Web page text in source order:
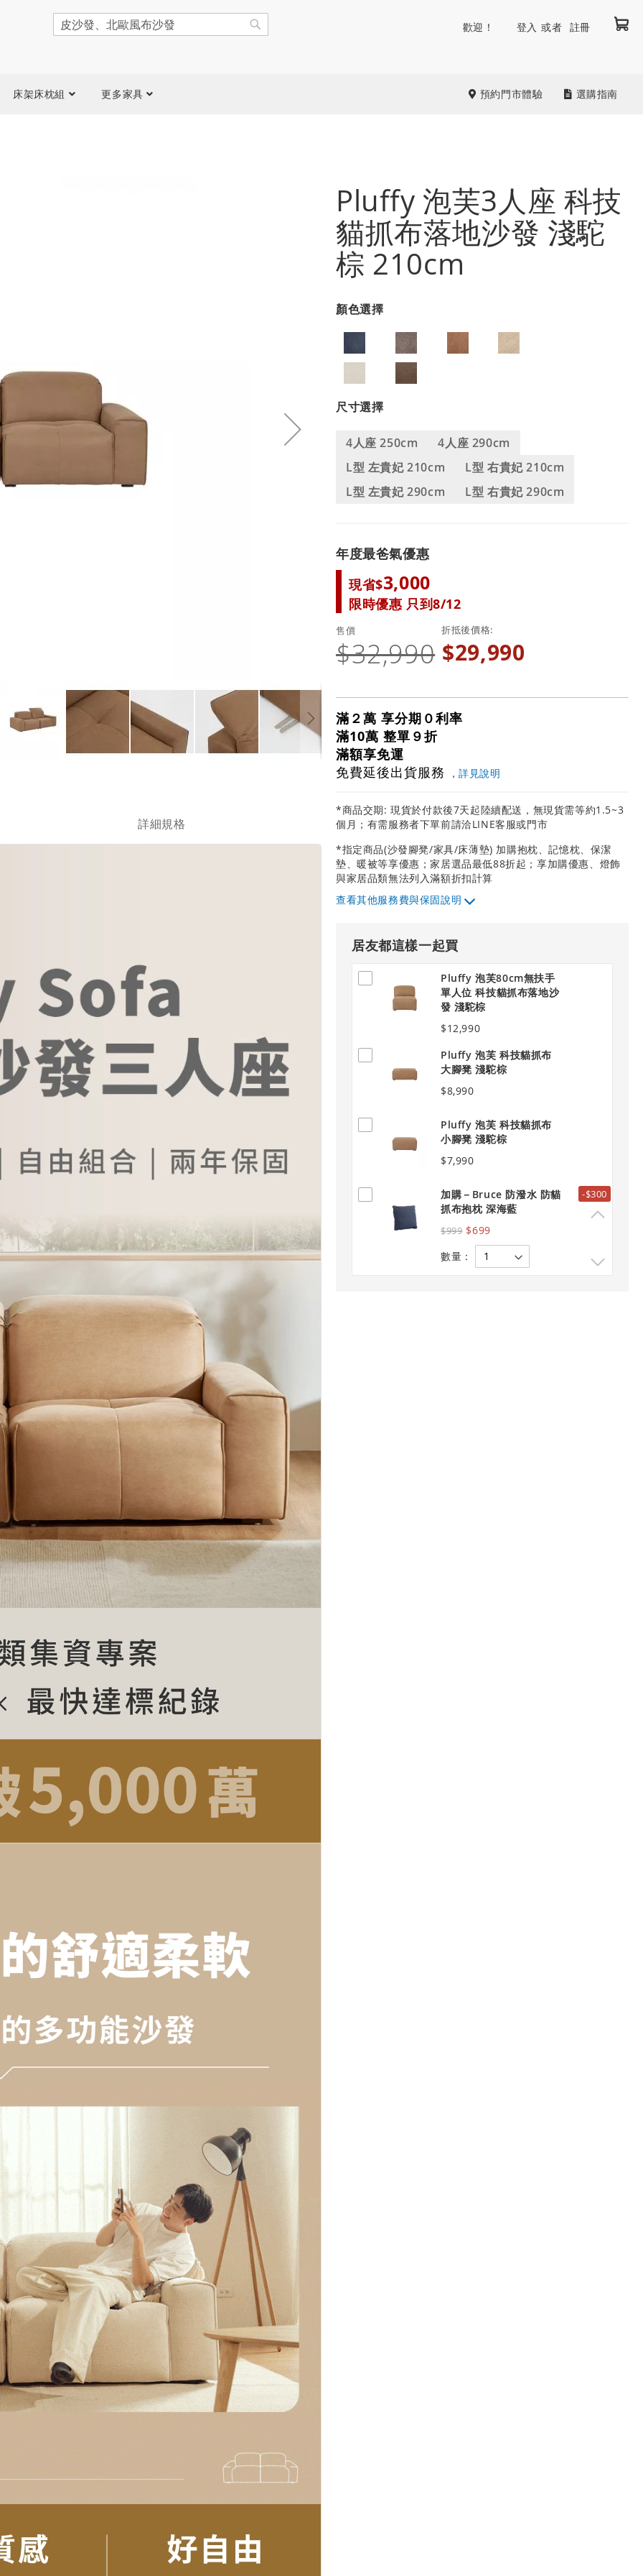
我
搜
尋
歡迎！ 登入 註冊
床架床枕組 更多家具 預約門市體驗 選購指南
庫
Pluffy 泡芙3人座 科技
貓抓布落地沙發 淺駝
棕 210cm
顏色選擇
尺寸選擇
4人座 250cm
4人座 290cm
L型 左貴妃 210cm
L型 右貴妃 210cm
L型 左貴妃 290cm
L型 右貴妃 290cm
年度最爸氣優惠
現省$3,000
限時優惠 只到8/12
折抵後價格
$29,990
售價
$32,990
滿２萬 享分期０利率
滿10萬 整單９折
滿額享免運
免費延後出貨服務 ，詳見說明
*商品交期: 現貨於付款後7天起陸續配送，無現貨需等約1.5~3
個月；有需服務者下單前請洽LINE客服或門市
*指定商品(沙發腳凳/家具/床薄墊) 加購抱枕、記憶枕、保潔
墊、暖被等享優惠；家居選品最低88折起；享加購優惠、燈飾
與家居品類無法列入滿額折扣計算
其他服務費與保固說明
居友都這樣一起買
Pluffy 泡芙80cm無扶手
單人位 科技貓抓布落地沙
發 淺駝棕
$12,990
Pluffy 泡芙 科技貓抓布
大腳凳 淺駝棕
$8,990
Pluffy 泡芙 科技貓抓布
小腳凳 淺駝棕
$7,990
加購－Bruce 防潑水 防貓
抓布抱枕 深海藍
$999 $699
數量：
-$300
詳細規格